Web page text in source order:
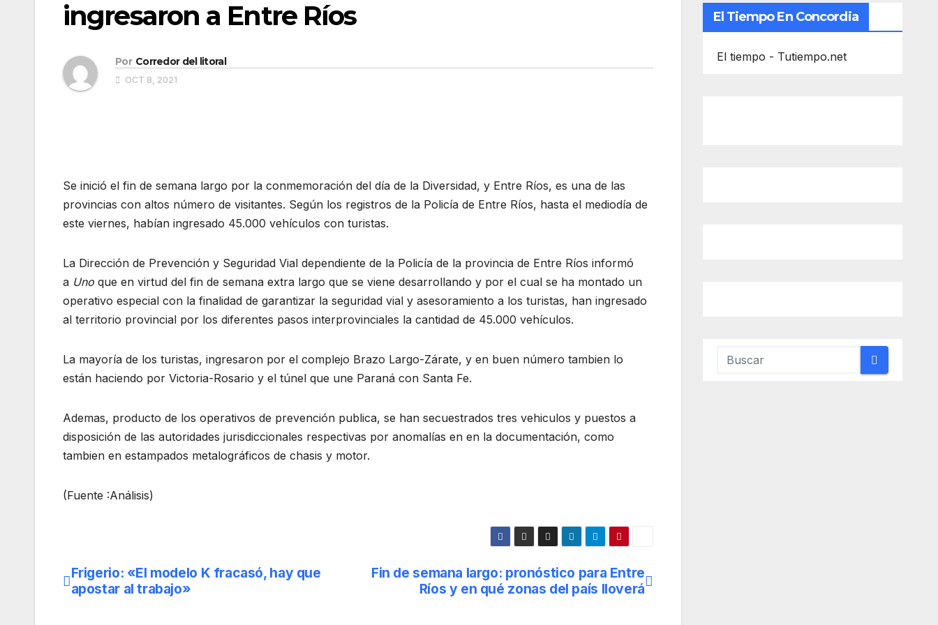
ingresaron a Entre Ríos
Por Corredor del litoral
OCT 8, 2021
Se inició el fin de semana largo por la conmemoración del día de la Diversidad, y Entre Ríos, es una de las
provincias con altos número de visitantes. Según los registros de la Policía de Entre Ríos, hasta el mediodía de
este viernes, habían ingresado 45.000 vehículos con turistas.
La Dirección de Prevención y Seguridad Vial dependiente de la Policía de la provincia de Entre Ríos informó
a Uno que en virtud del fin de semana extra largo que se viene desarrollando y por el cual se ha montado un
operativo especial con la finalidad de garantizar la seguridad vial y asesoramiento a los turistas, han ingresado
al territorio provincial por los diferentes pasos interprovinciales la cantidad de 45.000 vehículos.
La mayoría de los turistas, ingresaron por el complejo Brazo Largo-Zárate, y en buen número tambien lo
están haciendo por Victoria-Rosario y el túnel que une Paraná con Santa Fe.
Ademas, producto de los operativos de prevención publica, se han secuestrados tres vehiculos y puestos a
disposición de las autoridades jurisdiccionales respectivas por anomalías en en la documentación, como
tambien en estampados metalográficos de chasis y motor.
(Fuente :Análisis)
Navegación
Fin de semana largo: pronóstico para Entre
Ríos y en qué zonas del país lloverá
Frigerio: «El modelo K fracasó, hay que
apostar al trabajo»
El Tiempo En Concordia
El tiempo - Tutiempo.net